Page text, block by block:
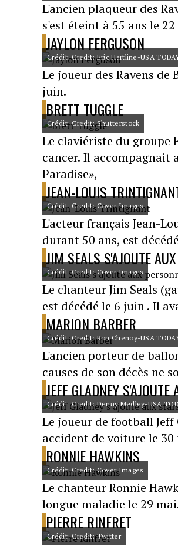
L'ancien plaqueur des
s'est éteint à 55 ans le
JAYLON FERGUSON
Crédit: Credit: Eric Hartline-USA
Le joueur des Ravens de
juin.
BRETT TUGGLE
Crédit: Credit: Shutterstock
Le claviériste du groupe
cancer. Il accompagnait
Paradise»,
JEAN-LOUIS
Crédit: Credit: Cover Images
L'acteur français Jean-
durant 50 ans, est
JIM SEALS S'AJOUTE
Crédit: Credit: Cover Images
Le chanteur Jim Seals
est décédé le 6 juin . Il
MARION BARBER
Crédit: Credit: Ron Chenoy-USA
L'ancien porteur de
causes de son décès ne
JEFF GLADNEY
Crédit: Credit: Denny Medley-USA
Le joueur de football
accident de voiture le
RONNIE HAWKINS
Crédit: Credit: Cover Images
Le chanteur Ronnie
longue maladie le 29
PIERRE RINFRET
Crédit: Credit: Twitter